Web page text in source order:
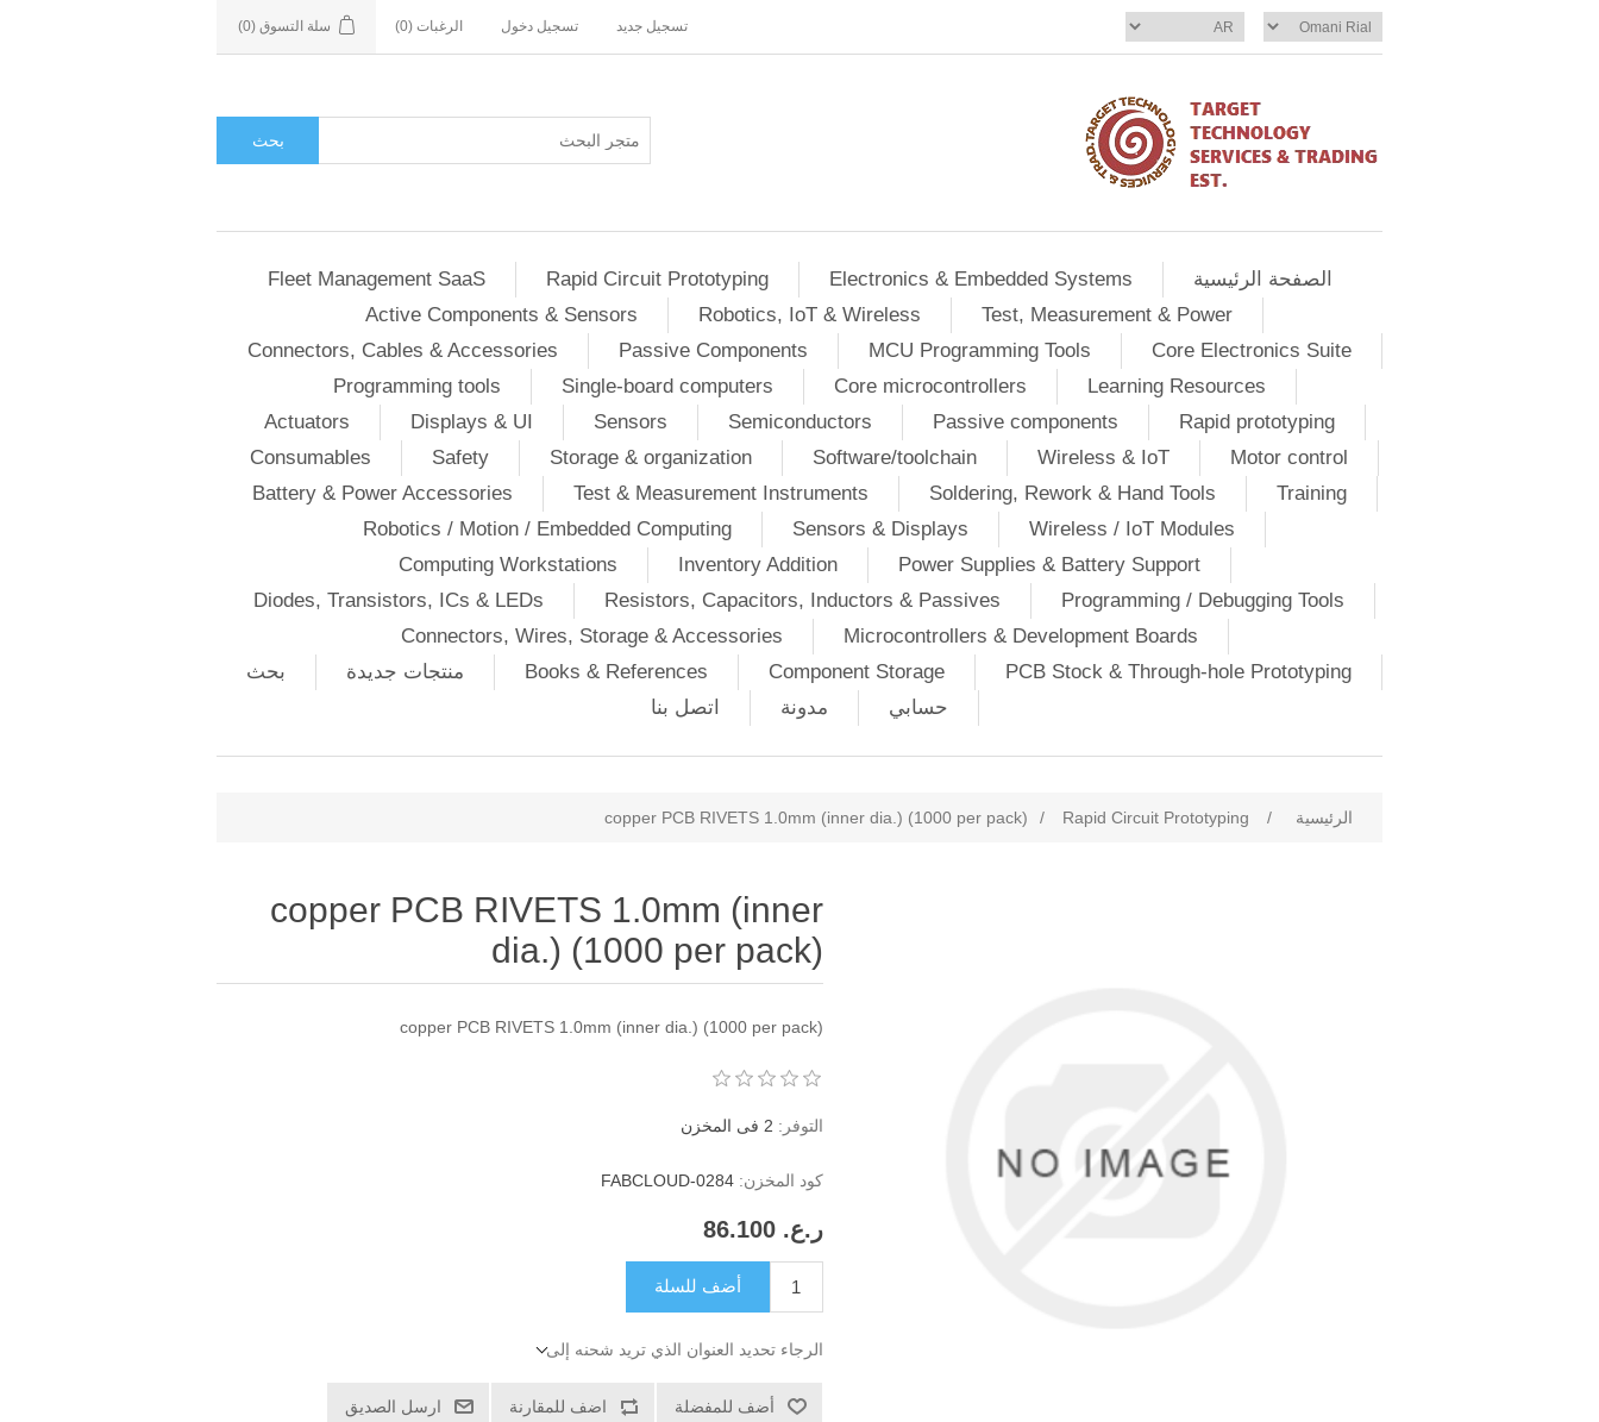
تسجيل جديد تسجيل دخول الرغبات (0) سلة التسوق (0)
بحث
الصفحة الرئيسية Electronics & Embedded Systems
Rapid Circuit Prototyping
Fleet Management SaaS
Test, Measurement & Power
Robotics, IoT & Wireless
Active Components & Sensors
Core Electronics Suite
MCU Programming Tools
Passive Components
Connectors, Cables & Accessories
Learning Resources
Core microcontrollers
Single-board computers
Programming tools
Rapid prototyping
Passive components
Semiconductors
Sensors
Displays & UI
Actuators
Motor control
Wireless & IoT
Software/toolchain
Storage & organization
Safety
Consumables
Training
Soldering, Rework & Hand Tools
Test & Measurement Instruments
Battery & Power Accessories
Wireless / IoT Modules
Sensors & Displays
Robotics / Motion / Embedded Computing
Power Supplies & Battery Support
Inventory Addition
Computing Workstations
Programming / Debugging Tools
Resistors, Capacitors, Inductors & Passives
Diodes, Transistors, ICs & LEDs
Microcontrollers & Development Boards
Connectors, Wires, Storage & Accessories
PCB Stock & Through-hole Prototyping
Component Storage
Books & References منتجات جديدة
بحث
حسابي
مدونة اتصل بنا
الرئيسية /
Rapid Circuit Prototyping
/
copper PCB RIVETS 1.0mm (inner dia.) (1000 per pack)
copper PCB RIVETS 1.0mm (inner
dia.) (1000 per pack)
copper PCB RIVETS 1.0mm (inner dia.) (1000 per pack)
التوفر: 2 فى المخزن
كود المخزن: FABCLOUD-0284
ر.ع.‏‏ 86.100
أضف للسلة
الرجاء تحديد العنوان الذي تريد شحنه إلى
أضف للمفضلة اضف للمقارنة ارسل الصديق